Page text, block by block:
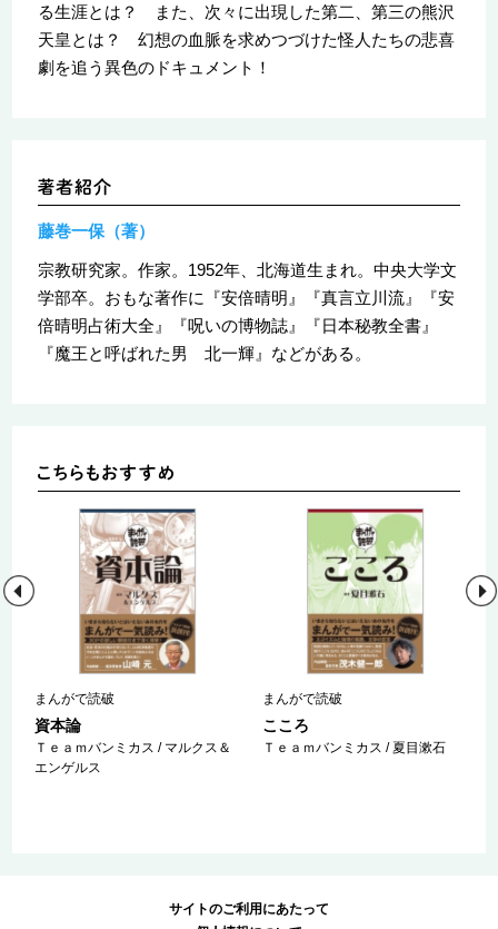
る生涯とは？ また、次々に出現した第二、第三の熊沢
天皇とは？ 幻想の血脈を求めつづけた怪人たちの悲喜
劇を追う異色のドキュメント！
藤巻一保（著）
宗教研究家。作家。1952年、北海道生まれ。中央大学文
学部卒。おもな著作に『安倍晴明』『真言立川流』『安
倍晴明占術大全』『呪いの博物誌』『日本秘教全書』
『魔王と呼ばれた男 北一輝』などがある。
まんがで読破
資本論
Ｔｅａｍバンミカス / マルクス＆
エンゲルス
まんがで読破
こころ
Ｔｅａｍバンミカス / 夏目漱石
サイトのご利用にあたって